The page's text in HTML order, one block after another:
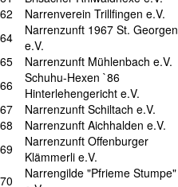
62
Narrenverein Trillfingen e.V.
64
Narrenzunft 1967 St. Georgen
e.V.
65
Narrenzunft Mühlenbach e.V.
66
Schuhu-Hexen `86
Hinterlehengericht e.V.
67
Narrenzunft Schiltach e.V.
68
Narrenzunft Aichhalden e.V.
69
Narrenzunft Offenburger
Klämmerli e.V.
70
Narrengilde "Pfrieme Stumpe"